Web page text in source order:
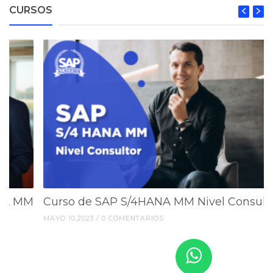
CURSOS
MM Curso de SAP S/4HANA MM Nivel
MAYO 10,2023 / 0 COMENTARIOS